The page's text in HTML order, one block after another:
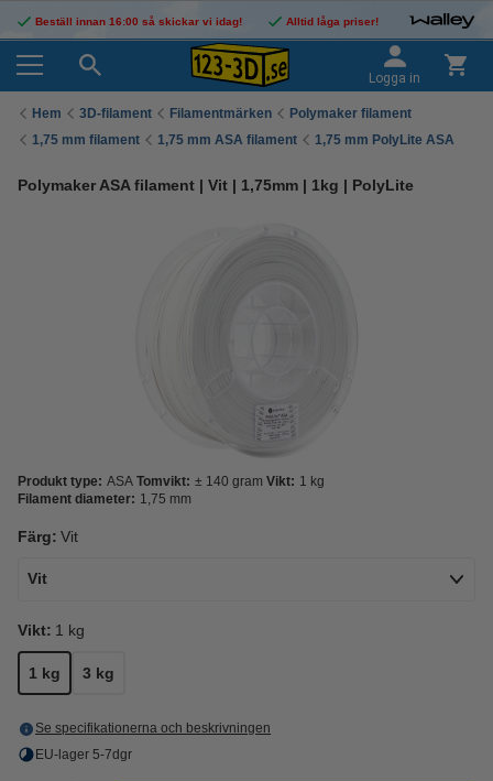
Beställ innan 16:00 så skickar vi idag! Alltid låga priser!
Logga in
Hem 3D-filament Filamentmärken
Polymaker filament
1,75 mm filament
1,75 mm ASA filament 1,75 mm PolyLite ASA
Polymaker ASA filament | Vit | 1,75mm | 1kg | PolyLite
Produkt type: ASA Tomvikt: ± 140 gram Vikt: 1 kg
Filament diameter: 1,75 mm
Färg: Vit
Vit
Vikt: 1 kg
1 kg 3 kg
Se specifikationerna och beskrivningen
EU-lager 5-7dgr